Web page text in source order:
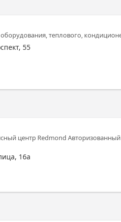
теплового,
55
центр Redmond
16а